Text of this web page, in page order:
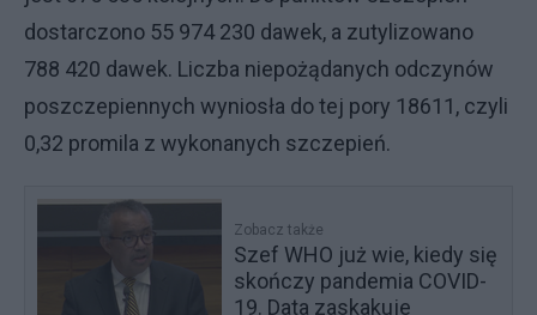
dostarczono 55 974 230 dawek, a zutylizowano
788 420 dawek. Liczba niepożądanych odczynów
poszczepiennych wyniosła do tej pory 18611, czyli
0,32 promila z wykonanych szczepień.
Zobacz także
Szef WHO już wie, kiedy się
skończy pandemia COVID-
19. Data zaskakuje